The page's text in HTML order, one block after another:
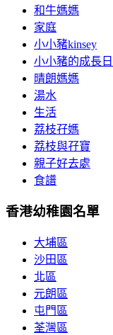
和牛媽媽
家庭
小小豬kinsey
小小豬的成長
晴朗媽媽
湯水
生活
荔枝孖媽
荔枝與孖寶
親子好去處
食譜
香港幼稚園名單
大埔區
沙田區
北區
元朗區
屯門區
荃灣區